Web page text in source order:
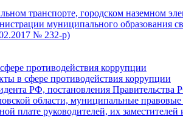
транспорте, городском наземном
муниципального образования
№ 232-р)
противодействия коррупции
в сфере противодействия коррупции
РФ, постановления Правительства
области, муниципальные правовые
плате руководителей, их